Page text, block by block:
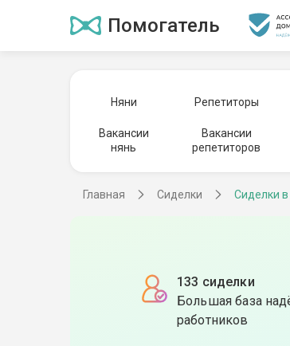
Помогатель
Няни Репетиторы
Вакансии
нянь
Вакансии
репетиторов
Главная Сиделки Сиделки
133 сиделки
Большая база
работников